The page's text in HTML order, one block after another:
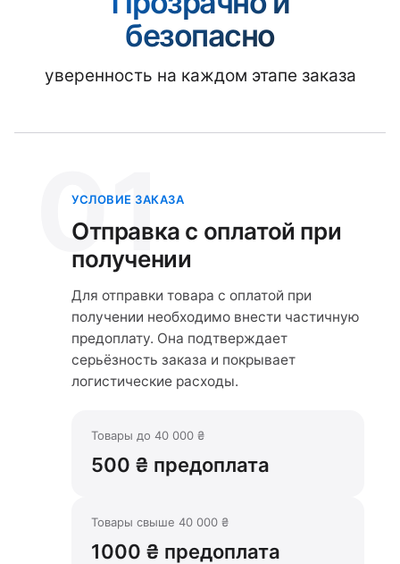
безопасно
уверенность на каждом этапе заказа
01
УСЛОВИЕ ЗАКАЗА
Отправка с оплатой при
получении
Для отправки товара с оплатой при
получении необходимо внести частичную
предоплату. Она подтверждает
серьёзность заказа и покрывает
логистические расходы.
Товары до 40 000 ₴
500 ₴ предоплата
Товары свыше 40 000 ₴
1000 ₴ предоплата